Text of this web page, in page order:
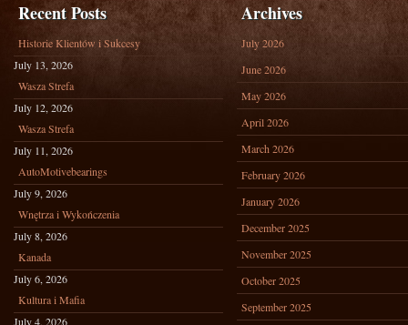
Recent Posts
Historie Klientów i Sukcesy
July 13, 2026
Wasza Strefa
July 12, 2026
Wasza Strefa
July 11, 2026
AutoMotivebearings
July 9, 2026
Wnętrza i Wykończenia
July 8, 2026
Kanada
July 6, 2026
Kultura i Mafia
July 4, 2026
Archives
July 2026
June 2026
May 2026
April 2026
March 2026
February 2026
January 2026
December 2025
November 2025
October 2025
September 2025